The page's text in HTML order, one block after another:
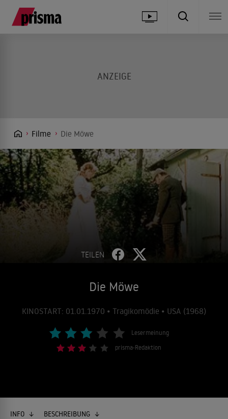
Filme Die Möwe
TEILEN
Die Möwe
KINOSTART: 01.01.1970 • Tragikomödie • USA (1968)
Lesermeinung
prisma-Redaktion
INFO BESCHREIBUNG